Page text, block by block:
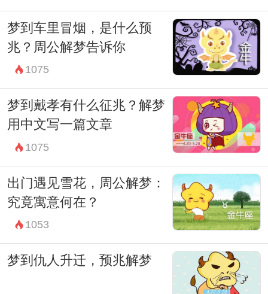
通过周公解梦的解释，我们可以更深入地理
解自己内心深处的焦虑和不安，及时调整生
活态度和情绪表达方式，以达到身心健康的
因此，当你再次梦见咳痰吐血时，不必过于
惊慌，而是应该冷静分析梦境中的细节和自
身的现实情况，寻找合适的解决方案，让自
己的生活更加和谐和幸福。
梦到车里冒烟，是什么预
兆？周公解梦告诉你
1075
梦到戴孝有什么征兆？解梦
用中文写一篇文章
1075
出门遇见雪花，周公解梦：
究竟寓意何在？
1053
梦到仇人升迁，预兆解梦